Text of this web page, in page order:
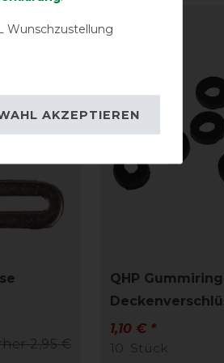
2,95 €
QHP
1,10 € *
10 Stück
Wunschzustellung
AKZEPTIEREN